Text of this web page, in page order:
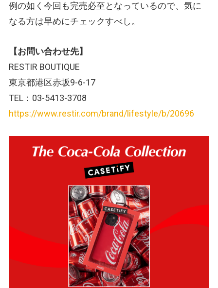
例の如く今回も完売必至となっているので、気に
なる方は早めにチェックすべし。
【お問い合わせ先】
RESTIR BOUTIQUE
東京都港区赤坂9-6-17
TEL：03-5413-3708
https://www.restir.com/brand/lifestyle/b/20696